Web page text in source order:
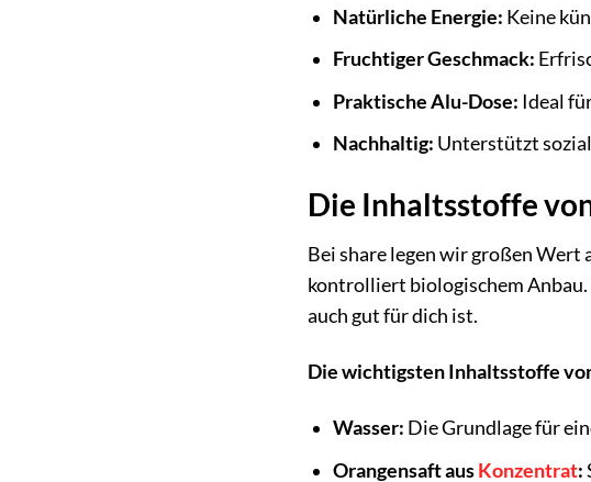
Natürliche Energie: Keine
Fruchtiger Geschmack:
Praktische Alu-Dose: Ideal
Nachhaltig: Unterstützt
Die Inhaltsstoffe
Bei share legen wir großen
kontrolliert biologischem Anbau.
auch gut für dich ist.
Die wichtigsten Inhaltsstoffe
Wasser: Die Grundlage für
Orangensaft ausKonzentrat: